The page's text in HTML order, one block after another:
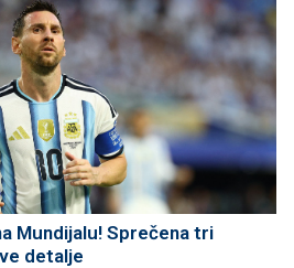
Mundijalu! Sprečena tri
detalje